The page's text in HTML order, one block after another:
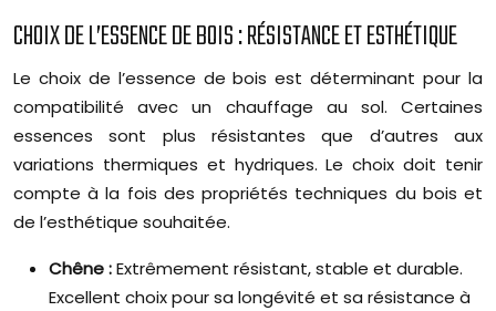
CHOIX DE L’ESSENCE DE BOIS : RÉSISTANCE ET ESTHÉTIQUE
Le choix de l’essence de bois est déterminant pour la
compatibilité avec un chauffage au sol. Certaines
essences sont plus résistantes que d’autres aux
variations thermiques et hydriques. Le choix doit tenir
compte à la fois des propriétés techniques du bois et
de l’esthétique souhaitée.
Chêne :Extrêmement résistant, stable et durable.
Excellent choix pour sa longévité et sa résistance à